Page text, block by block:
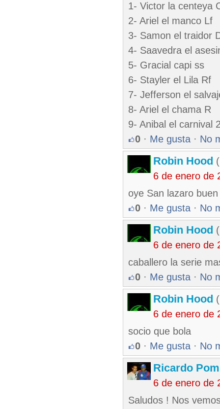
1- Victor la centeya
2- Ariel el manco Lf
3- Samon el traidor
4- Saavedra el
5- Gracial capi ss
6- Stayler el Lila Rf
7- Jefferson el
8- Ariel el chama R
9- Anibal el carnival
0 · Me gusta · No
Robin Hood
6 de enero de
oye San lazaro
0 · Me gusta · No
Robin Hood
6 de enero de
caballero la serie
0 · Me gusta · No
Robin Hood
6 de enero de
socio que bola
0 · Me gusta · No
Ricardo
6 de enero de
Saludos ! Nos